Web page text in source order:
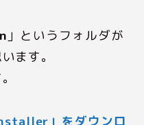
」というフォルダが
ます。
」をダウンロ